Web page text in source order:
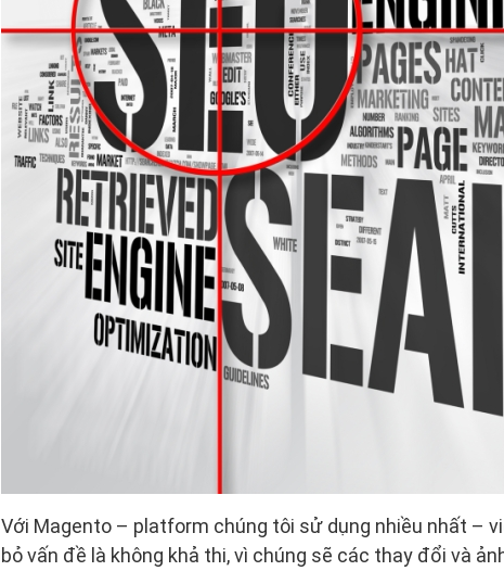
Với Magento – platform chúng tôi sử dụng nhiều nhất –
bỏ vấn đề là không khả thi, vì chúng sẽ các thay đổi và